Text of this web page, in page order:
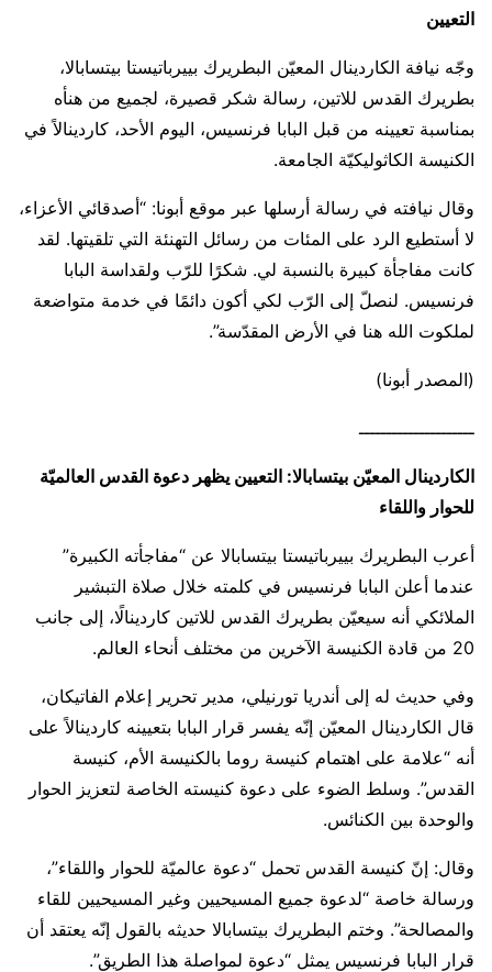
التعيين
وجّه نيافة الكاردينال المعيّن البطريرك بييرباتيستا بيتسابالا،
بطريرك القدس للاتين، رسالة شكر قصيرة، لجميع من هنأه
بمناسبة تعيينه من قبل البابا فرنسيس، اليوم الأحد، كاردينالاً في
الكنيسة الكاثوليكيّة الجامعة.
وقال نيافته في رسالة أرسلها عبر موقع أبونا: “أصدقائي الأعزاء،
لا أستطيع الرد على المئات من رسائل التهنئة التي تلقيتها. لقد
كانت مفاجأة كبيرة بالنسبة لي. شكرًا للرّب ولقداسة البابا
فرنسيس. لنصلّ إلى الرّب لكي أكون دائمًا في خدمة متواضعة
لملكوت الله هنا في الأرض المقدّسة”.
(المصدر أبونا)
ـــــــــــــــــــــ
الكاردينال المعيّن بيتسابالا: التعيين يظهر دعوة القدس العالميّة
للحوار واللقاء
أعرب البطريرك بييرباتيستا بيتسابالا عن “مفاجأته الكبيرة”
عندما أعلن البابا فرنسيس في كلمته خلال صلاة التبشير
الملائكي أنه سيعيّن بطريرك القدس للاتين كاردينالًا، إلى جانب
20 من قادة الكنيسة الآخرين من مختلف أنحاء العالم.
وفي حديث له إلى أندريا تورنيلي، مدير تحرير إعلام الفاتيكان،
قال الكاردينال المعيّن إنّه يفسر قرار البابا بتعيينه كاردينالاً على
أنه “علامة على اهتمام كنيسة روما بالكنيسة الأم، كنيسة
القدس”. وسلط الضوء على دعوة كنيسته الخاصة لتعزيز الحوار
والوحدة بين الكنائس.
وقال: إنّ كنيسة القدس تحمل “دعوة عالميّة للحوار واللقاء”،
ورسالة خاصة “لدعوة جميع المسيحيين وغير المسيحيين للقاء
والمصالحة”. وختم البطريرك بيتسابالا حديثه بالقول إنّه يعتقد أن
قرار البابا فرنسيس يمثل “دعوة لمواصلة هذا الطريق”.